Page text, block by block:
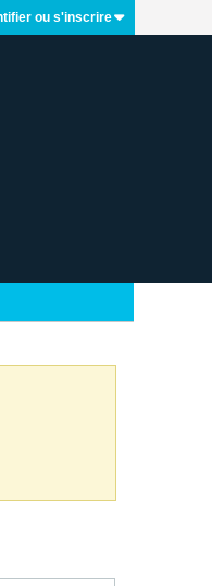
ou s'inscrire